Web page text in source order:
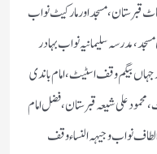
قبرستان ، مسجد اور مار کیٹ نواب
، مدرسہ سلیمانیہ نواب بہادر
جہاں بیگم وقف اسٹیٹ ، امام باندی
علی شیعہ قبرستان ، فضل امام
نواب وجیہہ النساء وقف